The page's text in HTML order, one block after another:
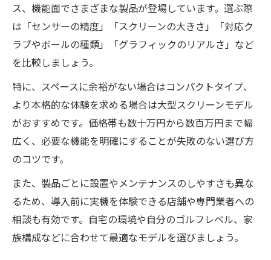
ス、機能面でさまざまな製品が登場しています。選ぶ際
は「センサーの精度」「スクリーンの大きさ」「対応ク
ラブやボールの種類」「グラフィックのリアルさ」など
を比較しましょう。
特に、スペースに余裕がない場合はコンパクトタイプ、
より本格的な体験を求める場合は大型スクリーンモデル
がおすすめです。価格帯も数十万円から数百万円まで幅
広く、必要な機能を明確にすることが失敗のない選び方
のコツです。
また、製品ごとに設置やメンテナンスのしやすさも異な
るため、導入前に実機を体験できる店舗や専門業者への
相談も有効です。自宅の環境や自分のゴルフレベル、家
族構成などに合わせて最適なモデルを選びましょう。